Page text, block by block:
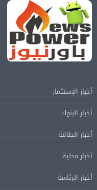
أخبار الإستثمار
أخبار البنوك
أخبار الطاقة
أخبار محلية
أخبار الرئاسة